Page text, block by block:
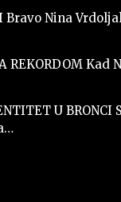
Bravo Nina
REKORDOM
U BRONCI